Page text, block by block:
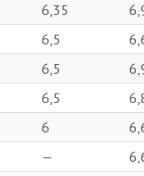
6,35
6,5
6,5
6,5
6
—